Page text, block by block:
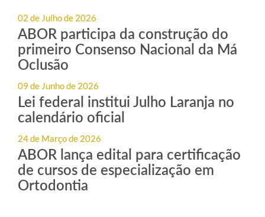
02 de Julho de 2026
ABOR participa da construção do
primeiro Consenso Nacional da Má
Oclusão
09 de Junho de 2026
Lei federal institui Julho Laranja no
calendário oficial
24 de Março de 2026
ABOR lança edital para certificação
de cursos de especialização em
Ortodontia